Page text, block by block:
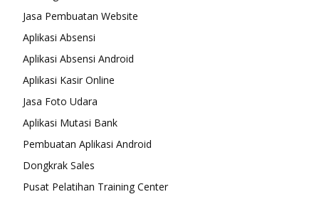
Jasa Pembuatan Website
Aplikasi Absensi
Aplikasi Absensi Android
Aplikasi Kasir Online
Jasa Foto Udara
Aplikasi Mutasi Bank
Pembuatan Aplikasi Android
Dongkrak Sales
Pusat Pelatihan Training Center